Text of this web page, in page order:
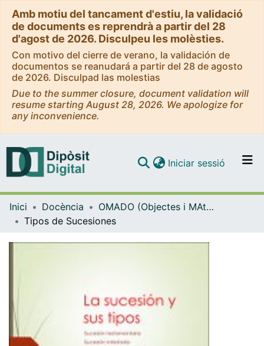
Amb motiu del tancament d'estiu, la validació
de documents es reprendrà a partir del 28
d'agost de 2026. Disculpeu les molèsties.
Con motivo del cierre de verano, la validación de
documentos se reanudará a partir del 28 de agosto
de 2026. Disculpad las molestias
Due to the summer closure, document validation will
resume starting August 28, 2026. We apologize for
any inconvenience.
Navega per tot el DD
Iniciar sessió (current)
Inici Docència
OMADO (Objectes i MAterials DOcents)
Tipos de Sucesiones